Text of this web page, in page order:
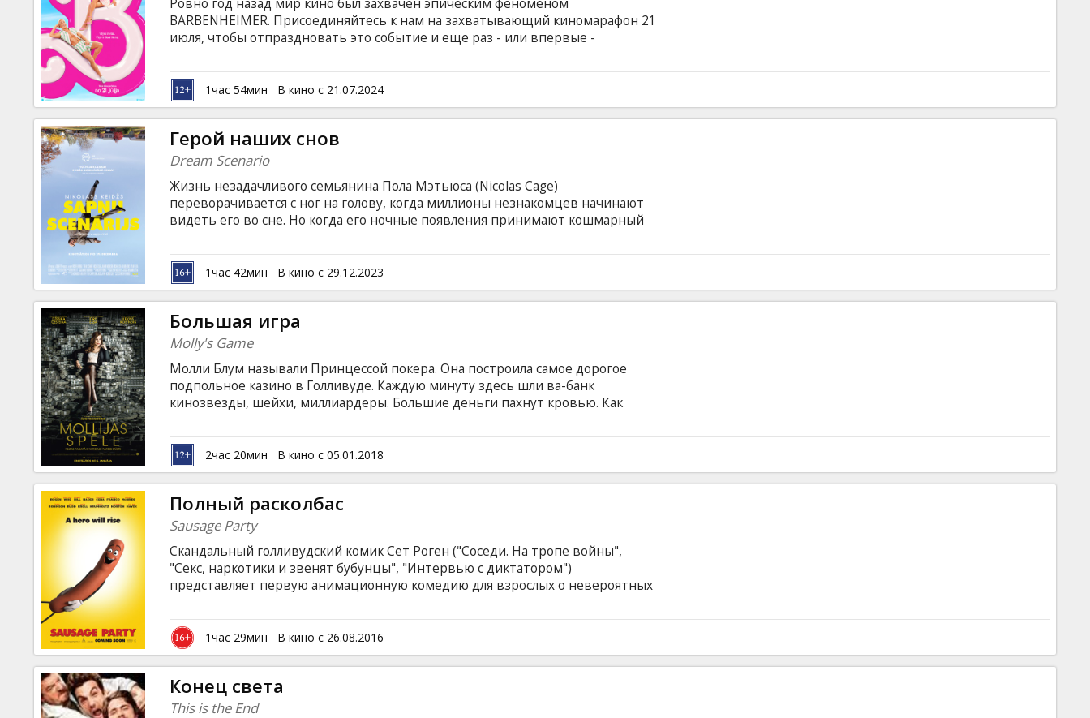
BARBENHEIMER. Присоединяйтесь к нам на захватывающий киномарафон 21
июля, чтобы отпраздновать это событие и еще раз - или впервые -
Барби вынуждена покинуть родной Барбилэнд из-за того, что она была
недостаточно идеальной куклой, и отправиться в реальный мир. Компанию
ей составит один из Кенов.
1час 54мин В кино с 21.07.2024
Герой наших снов
Dream Scenario
Жизнь незадачливого семьянина Пола Мэтьюса (Nicolas Cage)
переворачивается с ног на голову, когда миллионы незнакомцев начинают
видеть его во сне. Но когда его ночные появления принимают кошмарный
болезнью в этой злобной комедии от сценариста Кристоффера Боргли (Sick
of Myself) и продюсера Ари Астера. Фильм на английском языке с субтитрами
на латышском и русском языках.
1час 42мин В кино с 29.12.2023
Большая игра
Molly's Game
Молли Блум называли Принцессой покера. Она построила самое дорогое
подпольное казино в Голливуде. Каждую минуту здесь шли ва-банк
кинозвезды, шейхи, миллиардеры. Большие деньги пахнут кровью. Как
субтитрами на латышском и русском языках.
2час 20мин В кино с 05.01.2018
Полный расколбас
Sausage Party
Скандальный голливудский комик Сет Роген ("Соседи. На тропе войны",
"Секс, наркотики и звенят бубунцы", "Интервью с диктатором")
представляет первую анимационную комедию для взрослых о невероятных
друзьям предстоит получить ответ на главный вопрос: есть ли жизнь за
стенами супермаркета и что же происходит с продуктами после того, как
они попадают на кухню к людям. Фильм на английском языке с субтитрами
на латышском и русском языках.
1час 29мин В кино с 26.08.2016
Конец света
This is the End